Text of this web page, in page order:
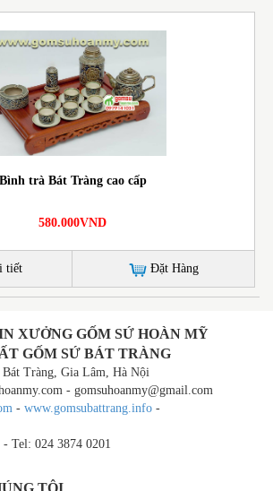
Bình trà Bát Tràng cao cấp
580.000VND
tiết Đặt Hàng
XƯỞNG GỐM SỨ HOÀN MỸ
GỐM SỨ BÁT TRÀNG
Tràng, Gia Lâm, Hà Nội
- gomsuhoanmy@gmail.com
- www.gomsubattrang.info -
Tel: 024 3874 0201